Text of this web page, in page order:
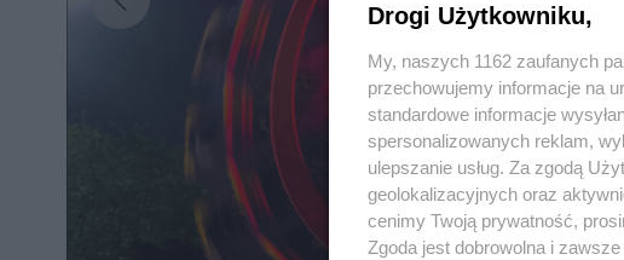
lokalnych
Nie zapomnij
Drogi Użytkowniku,
My, naszych 1162 zaufanych
przechowujemy informacje na
standardowe informacje
spersonalizowanych reklam,
ulepszanie usług. Za zgodą
geolokalizacyjnych oraz
cenimy Twoją prywatność,
Zgoda jest dobrowolna i